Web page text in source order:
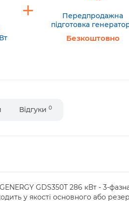
Передпродажна
підготовка
Безкоштовно
Відгуки 0
GDS350T 286 кВт - 3-
у якості основного або